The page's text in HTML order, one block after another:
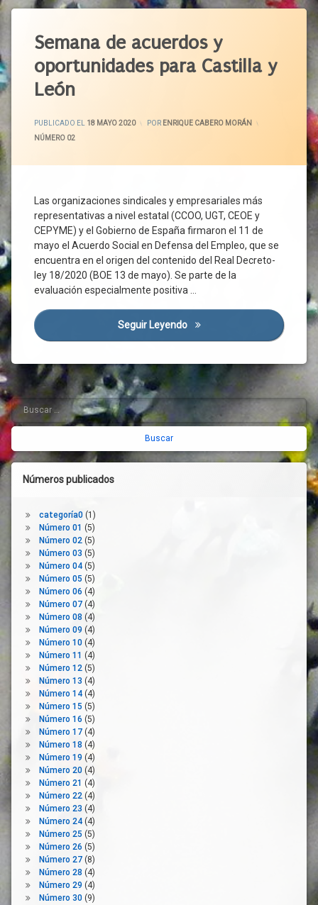
Semana de acuerdos y
oportunidades para Castilla y
León
PUBLICADO EL 18 MAYO 2020
24 MAYO 2020
POR ENRIQUE CABERO MORÁN
CATEGORÍAS:
NÚMERO 02
Las organizaciones sindicales y empresariales más
representativas a nivel estatal (CCOO, UGT, CEOE y
CEPYME) y el Gobierno de España firmaron el 11 de
mayo el Acuerdo Social en Defensa del Empleo, que se
encuentra en el origen del contenido del Real Decreto-
ley 18/2020 (BOE 13 de mayo). Se parte de la
evaluación especialmente positiva …
Seguir Leyendo Semana De Acuerdos Y
Acuerdo
Político
Agenda
2030
Castilla
CEOE
Consejo
Del
Dialogo
Social
Coronavirus
Corredor
Atlántico
Covid-
19
Cultura
Empleo
Empresas
ERTE
Gobierno
Territorio
Organizaciones
Empresariales
Organizaciones
Sindicales
Pacto De
Recuperación
Pacto
Verde
Europeo
Personas
Vulnerables
Plan
Reconstrucción
Recuperación
Economica
Sectores
Económicos
Trabajadores
Tripartismo
UGT
Universidad
Barra
lateral
derecha
Buscar:
Números publicados
categoría0(1)
Número 01 (5)
Número 02(5)
Número 03 (5)
Número 04(5)
Número 05 (5)
Número 06 (4)
Número 07(4)
Número 08 (4)
Número 09 (4)
Número 10(4)
Número 11 (4)
Número 12(5)
Número 13 (4)
Número 14(4)
Número 15 (5)
Número 16 (5)
Número 17(4)
Número 18 (4)
Número 19 (4)
Número 20(4)
Número 21 (4)
Número 22(4)
Número 23(4)
Número 24(4)
Número 25 (5)
Número 26 (5)
Número 27(8)
Número 28 (4)
Número 29 (4)
Número 30(9)